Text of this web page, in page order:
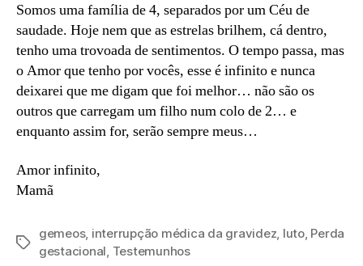
Somos uma família de 4, separados por um Céu de
saudade. Hoje nem que as estrelas brilhem, cá dentro,
tenho uma trovoada de sentimentos. O tempo passa, mas
o Amor que tenho por vocês, esse é infinito e nunca
deixarei que me digam que foi melhor… não são os
outros que carregam um filho num colo de 2… e
enquanto assim for, serão sempre meus…
Amor infinito,
Mamã
Etiquetas
gemeos, interrupção médica da gravidez luto, Perda
gestacional Testemunhos